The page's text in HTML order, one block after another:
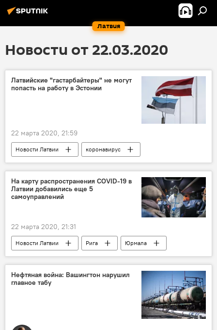
Латвия
Новости от 22.03.2020
Латвийские "гастарбайтеры" не могут
попасть на работу в Эстонии
22 марта 2020, 21:59
Новости Латвии коронавирус
На карту распространения COVID-19 в
Латвии добавились еще 5
самоуправлений
22 марта 2020, 21:31
Новости Латвии Рига
Юрмала
Латвия
коронавирус
Нефтяная война: Вашингтон нарушил
главное табу